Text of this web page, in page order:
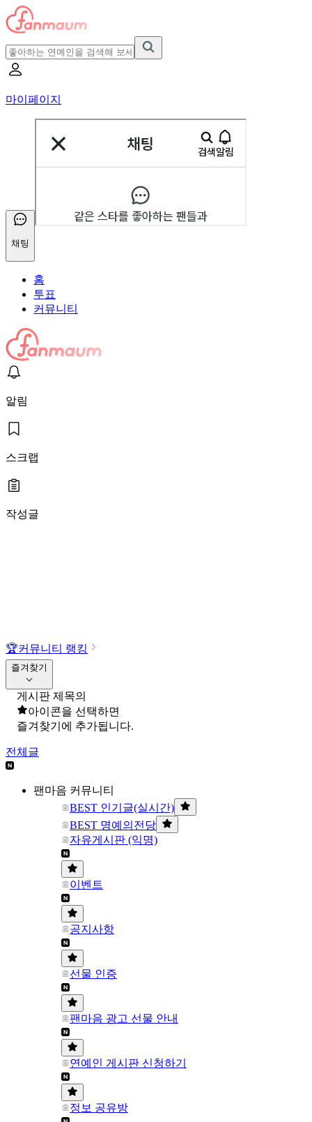
마이페이지
채팅
홈
투표
커뮤니티
알림
스크랩
작성글
🏆커뮤니티 랭킹
즐겨찾기
게시판 제목의
아이콘을 선택하면
즐겨찾기에 추가됩니다.
전체글
팬마음 커뮤니티
BEST 인기글(실시간)
BEST 명예의전당
자유게시판 (익명)
이벤트
공지사항
선물 인증
팬마음 광고 선물 안내
연예인 게시판 신청하기
정보 공유방